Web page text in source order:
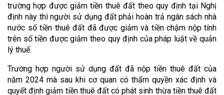
trường hợp được giảm tiền thuê đất theo quy định tại Nghị
định này thì người sử dụng đất phải hoàn trả ngân sách nhà
nước số tiền thuê đất đã được giảm và tiền chậm nộp tính
trên số tiền được giảm theo quy định của pháp luật về quản
lý thuế.
Trường hợp người sử dụng đất đã nộp tiền thuê đất của
năm 2024 mà sau khi cơ quan có thẩm quyền xác định và
quyết định giảm tiền thuê đất có phát sinh thừa tiền thuê đất